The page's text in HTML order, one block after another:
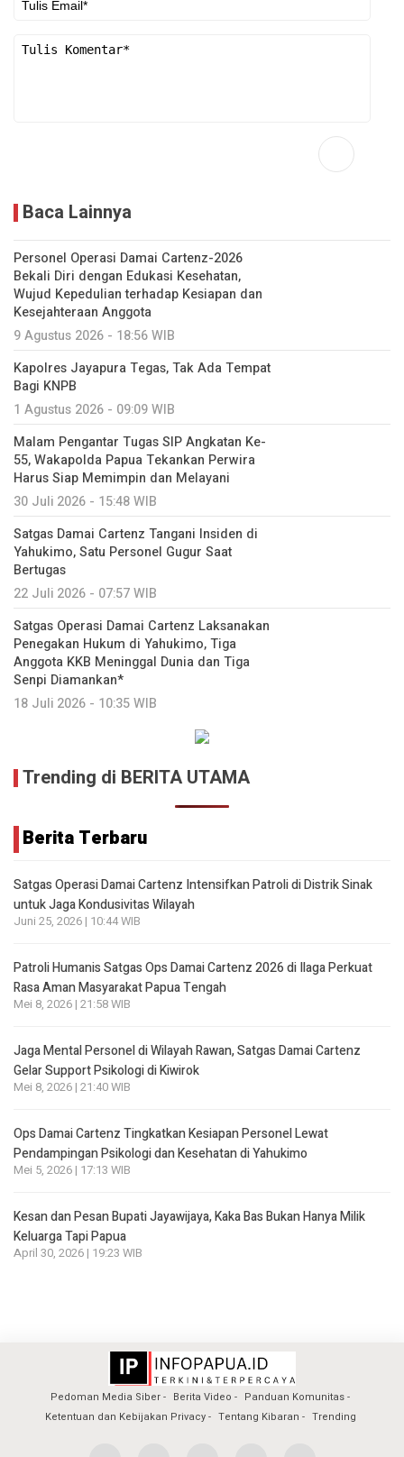
Baca Lainnya
Personel Operasi Damai Cartenz-2026
Bekali Diri dengan Edukasi Kesehatan,
Wujud Kepedulian terhadap Kesiapan dan
Kesejahteraan Anggota
9 Agustus 2026 - 18:56 WIB
Kapolres Jayapura Tegas, Tak Ada Tempat
Bagi KNPB
1 Agustus 2026 - 09:09 WIB
Malam Pengantar Tugas SIP Angkatan Ke-
55, Wakapolda Papua Tekankan Perwira
Harus Siap Memimpin dan Melayani
30 Juli 2026 - 15:48 WIB
Satgas Damai Cartenz Tangani Insiden di
Yahukimo, Satu Personel Gugur Saat
Bertugas
22 Juli 2026 - 07:57 WIB
Satgas Operasi Damai Cartenz Laksanakan
Penegakan Hukum di Yahukimo, Tiga
Anggota KKB Meninggal Dunia dan Tiga
Senpi Diamankan*
18 Juli 2026 - 10:35 WIB
Trending di BERITA UTAMA
Berita Terbaru
Satgas Operasi Damai Cartenz Intensifkan Patroli di Distrik Sinak
untuk Jaga Kondusivitas Wilayah
Juni 25, 2026 | 10:44 WIB
Patroli Humanis Satgas Ops Damai Cartenz 2026 di Ilaga Perkuat
Rasa Aman Masyarakat Papua Tengah
Mei 8, 2026 | 21:58 WIB
Jaga Mental Personel di Wilayah Rawan, Satgas Damai Cartenz
Gelar Support Psikologi di Kiwirok
Mei 8, 2026 | 21:40 WIB
Ops Damai Cartenz Tingkatkan Kesiapan Personel Lewat
Pendampingan Psikologi dan Kesehatan di Yahukimo
Mei 5, 2026 | 17:13 WIB
Kesan dan Pesan Bupati Jayawijaya, Kaka Bas Bukan Hanya Milik
Keluarga Tapi Papua
April 30, 2026 | 19:23 WIB
Pedoman Media Siber Berita Video
Panduan Komunitas
Ketentuan dan Kebijakan Privacy
Tentang Kibaran Trending